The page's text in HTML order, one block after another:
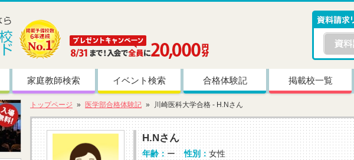
家庭教師検索 イベント検索 合格体験記 掲載校一覧
トップページ 医学部合格体験記 川崎医科大学合格 - H.Nさん
H.Nさん
年齢： ー 性別： 女性